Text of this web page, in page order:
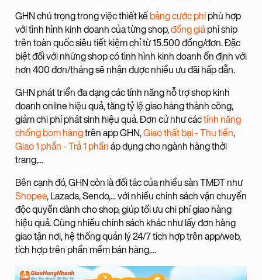
GHN chú trọng trong việc thiết kế bảng cước phíphù hợp
với tình hình kinh doanh của từng shop,đồng giá phí ship
trên toàn quốc siêu tiết kiệm chỉ từ 15.500 đồng/đơn. Đặc
biệt đối với những shop có tình hình kinh doanh ổn định với
hơn 400 đơn/tháng sẽ nhận được nhiều ưu đãi hấp dẫn.
GHN phát triển đa dạng các tính năng hỗ trợ shop kinh
doanh online hiệu quả, tăng tỷ lệ giao hàng thành công,
giảm chi phí phát sinh hiệu quả. Đơn cử như cáctính năng
chống bom hàngtrên app GHN,Giao thất bại - Thu tiền,
Giao 1 phần - Trả 1 phần áp dụng cho ngành hàng thời
trang,...
Bên cạnh đó, GHN còn là đối tác của nhiều sàn TMĐT như
Shopee, Lazada, Sendo,... với nhiều chính sách vận chuyển
độc quyền dành cho shop, giúp tối ưu chi phí giao hàng
hiệu quả. Cùng nhiều chính sách khác như lấy đơn hàng
giao tận nơi, hệ thống quản lý 24/7 tích hợp trên app/web,
tích hợp trên phần mềm bán hàng,...